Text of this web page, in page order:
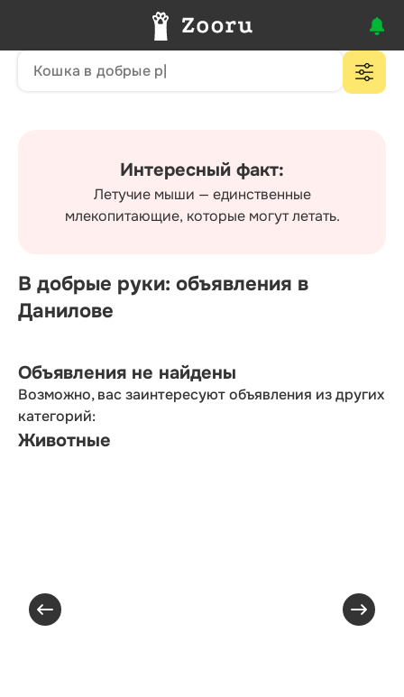
Интересный факт:
Летучие мыши — единственные
млекопитающие, которые могут летать.
В добрые руки: объявления в
Данилове
Объявления не найдены
Возможно, вас заинтересуют объявления из других
категорий:
Животные